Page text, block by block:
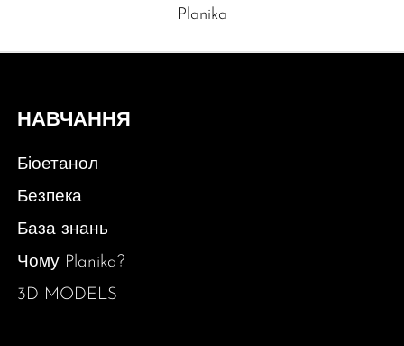
Planika
НАВЧАННЯ
Біоетанол
Безпека
База знань
Чому Planika?
3D MODELS